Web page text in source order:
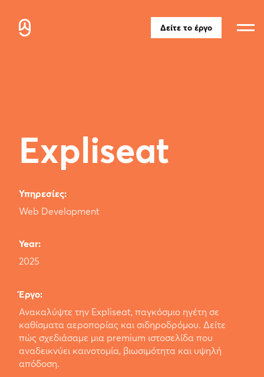
Δείτε το έργο
Δείτε το έργο
Expliseat
Υπηρεσίες:
Web Development
Year:
2025
Έργο:
Ανακαλύψτε την Expliseat, παγκόσμιο ηγέτη σε
καθίσματα αεροπορίας και σιδηροδρόμου. Δείτε
πώς σχεδιάσαμε μια premium ιστοσελίδα που
αναδεικνύει καινοτομία, βιωσιμότητα και υψηλή
απόδοση.